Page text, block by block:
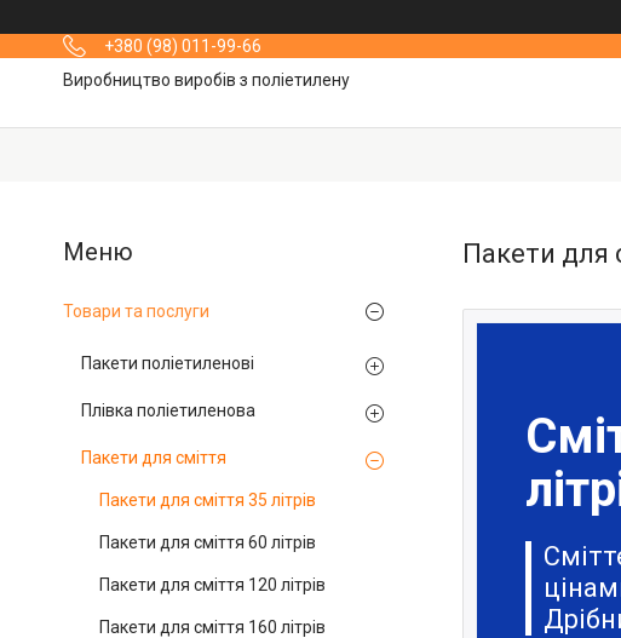
+380 (98) 011-99-66
Виробництво виробів з поліетилену
Пакети для
Товари та послуги
Пакети поліетиленові
Плівка поліетиленова
Пакети для сміття
Пакети для сміття 35 літрів
Пакети для сміття 60 літрів
Пакети для сміття 120 літрів
Пакети для сміття 160 літрів